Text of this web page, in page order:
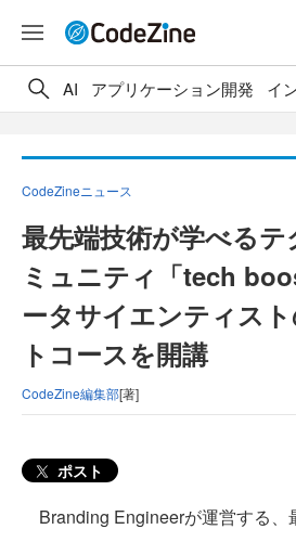
AI アプリケーション開発 イ
CodeZineニュース
最先端技術が学べるテ
ミュニティ「tech
ータサイエンティス
トコースを開講
CodeZine編集部[著]
ポスト
Branding Engineerが運営する、